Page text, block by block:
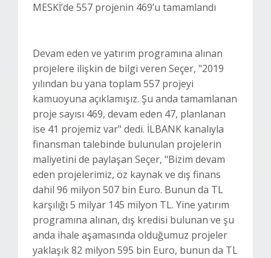
MESKİ’de 557 projenin 469’u tamamlandı
Devam eden ve yatırım programına alınan
projelere ilişkin de bilgi veren Seçer, "2019
yılından bu yana toplam 557 projeyi
kamuoyuna açıklamışız. Şu anda tamamlanan
proje sayısı 469, devam eden 47, planlanan
ise 41 projemiz var" dedi. İLBANK kanalıyla
finansman talebinde bulunulan projelerin
maliyetini de paylaşan Seçer, "Bizim devam
eden projelerimiz, öz kaynak ve dış finans
dahil 96 milyon 507 bin Euro. Bunun da TL
karşılığı 5 milyar 145 milyon TL. Yine yatırım
programına alınan, dış kredisi bulunan ve şu
anda ihale aşamasında olduğumuz projeler
yaklaşık 82 milyon 595 bin Euro, bunun da TL